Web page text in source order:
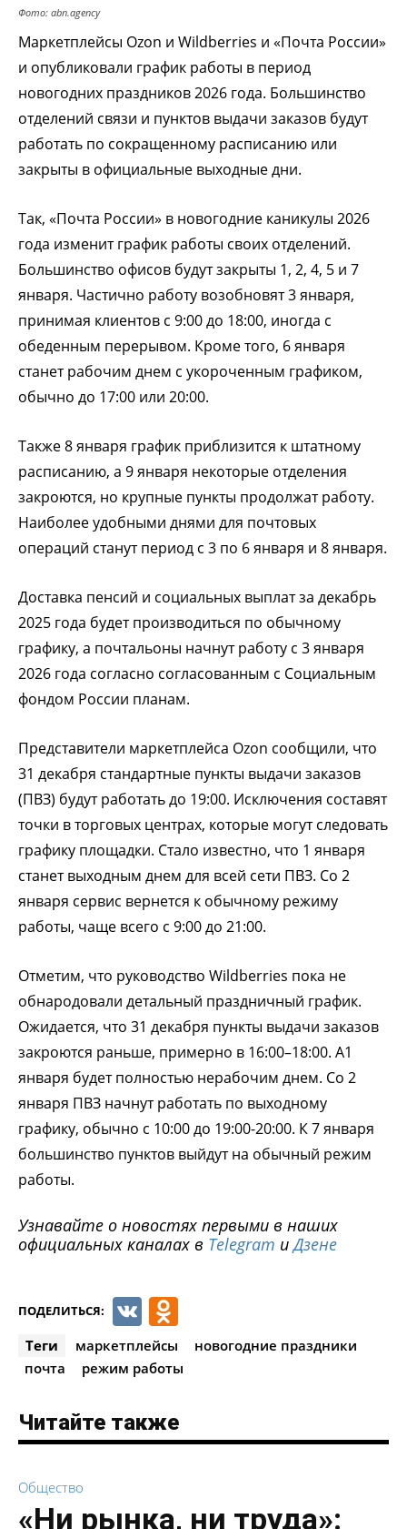
Фото: abn.agency
Маркетплейсы Ozon и Wildberries и «Почта России»
и опубликовали график работы в период
новогодних праздников 2026 года. Большинство
отделений связи и пунктов выдачи заказов будут
работать по сокращенному расписанию или
закрыты в официальные выходные дни.
Так, «Почта России» в новогодние каникулы 2026
года изменит график работы своих отделений.
Большинство офисов будут закрыты 1, 2, 4, 5 и 7
января. Частично работу возобновят 3 января,
принимая клиентов с 9:00 до 18:00, иногда с
обеденным перерывом. Кроме того, 6 января
станет рабочим днем с укороченным графиком,
обычно до 17:00 или 20:00.
Также 8 января график приблизится к штатному
расписанию, а 9 января некоторые отделения
закроются, но крупные пункты продолжат работу.
Наиболее удобными днями для почтовых
операций станут период с 3 по 6 января и 8 января.
Доставка пенсий и социальных выплат за декабрь
2025 года будет производиться по обычному
графику, а почтальоны начнут работу с 3 января
2026 года согласно согласованным с Социальным
фондом России планам.
Представители маркетплейса Ozon сообщили, что
31 декабря стандартные пункты выдачи заказов
(ПВЗ) будут работать до 19:00. Исключения составят
точки в торговых центрах, которые могут следовать
графику площадки. Стало известно, что 1 января
станет выходным днем для всей сети ПВЗ. Со 2
января сервис вернется к обычному режиму
работы, чаще всего с 9:00 до 21:00.
Отметим, что руководство Wildberries пока не
обнародовали детальный праздничный график.
Ожидается, что 31 декабря пункты выдачи заказов
закроются раньше, примерно в 16:00–18:00. А1
января будет полностью нерабочим днем. Со 2
января ПВЗ начнут работать по выходному
графику, обычно с 10:00 до 19:00-20:00. К 7 января
большинство пунктов выйдут на обычный режим
работы.
Узнавайте о новостях первыми в наших
официальных каналах в Telegram иДзене
ПОДЕЛИТЬСЯ: VK
Теги маркетплейсы
новогодние праздники
почта
режим работы
Читайте также
Общество
«Ни рынка, ни труда»: